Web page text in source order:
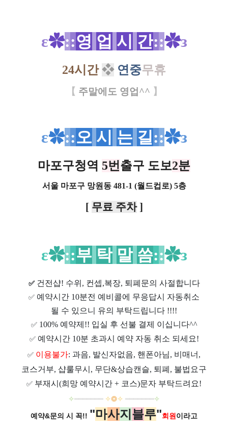
ε✿::영 업 시 간::✿з
24시간 ❖ 연중무휴
【 주말에도 영업^^ 】
ε✿::오 시 는 길::✿з
마포구청역 5번출구 도보2분
서울 마포구 망원동 481-1 (월드컵로) 5층
[ 무료 주차]
ε✿::부 탁 말 씀::✿з
✅ 건전샵! 수위, 컨셉,복장, 퇴폐문의 사절합니다
✅ 예약시간 10분전 예비콜에 무응답시 자동취소
될 수 있으니 유의 부탁드립니다 !!!!
✅ 100% 예약제!! 입실 후 선불 결제 이십니다^^
✅ 예약시간 10분 초과시 예약 자동 취소 되세요!
✅ 이용불가: 과음, 발신자없음, 핸폰아님, 비매너,
코스거부, 샵룰무시, 무단&상습캔슬, 퇴폐, 불법요구
✅ 부재시(희망 예약시간 + 코스)문자 부탁드려요!
✧━━━━━━━ ✧❂✧ ━━━━━━━✧
예약&문의 시 꼭!! "마사지 블루"회원이라고